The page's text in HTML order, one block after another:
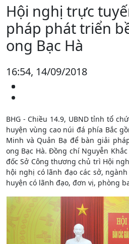
Hội nghị trực
pháp phát triển
ong Bạc Hà
16:54, 14/09/2018
BHG - Chiều 14.9, UBND tỉnh tổ
huyện vùng cao núi đá phía Bắc
Minh và Quản Bạ để bàn giải
ong Bạc Hà. Đồng chí Nguyễn
đốc Sở Công thương chủ trì Hội
hội nghị có lãnh đạo các sở,
huyện có lãnh đạo, đơn vị, phòng